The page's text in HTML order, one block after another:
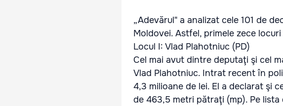
„Adevărul" a analizat cele 101 de
Moldovei. Astfel, primele zece
Locul I: Vlad Plahotniuc (PD)
Cel mai avut dintre deputaţi şi cel
Vlad Plahotniuc. Intrat recent în
4,3 milioane de lei. El a declarat şi
de 463,5 metri pătraţi (mp). Pe